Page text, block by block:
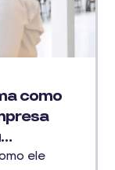
como
ele